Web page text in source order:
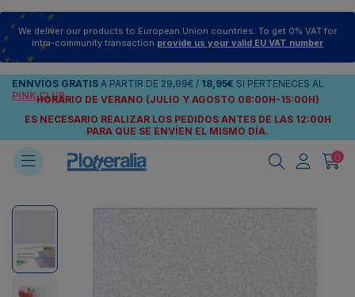
We deliver our products to European Union countries. To get 0% VAT for
intra-community transaction provide us your valid EU VAT number
ENNVÍOS GRATIS A PARTIR DE 29,99€ / 18,95€ SI PERTENECES AL
PINK CLUB
HORARIO DE VERANO (JULIO Y AGOSTO 08:00H-15:00H)
ES NECESARIO REALIZAR LOS PEDIDOS ANTES DE LAS 12:00H
PARA QUE SE ENVÍEN EL MISMO DÍA.
0